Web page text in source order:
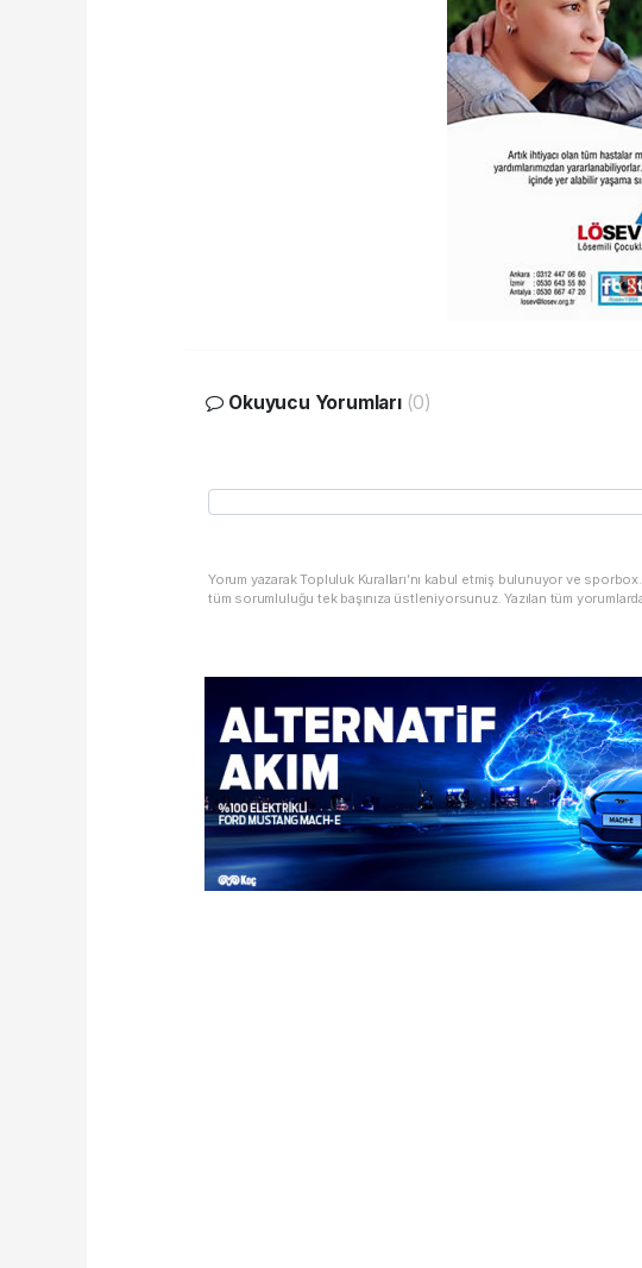
Okuyucu Yorumları (0)
Yorum yazarak Topluluk Kuralları’nı kabul etmiş bulunuyor ve
tüm sorumluluğu tek başınıza üstleniyorsunuz. Yazılan tüm